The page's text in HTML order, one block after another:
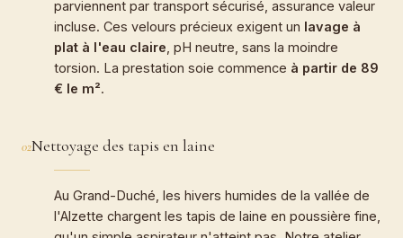
parviennent par transport sécurisé, assurance valeur
incluse. Ces velours précieux exigent un lavage à
plat à l'eau claire , pH neutre, sans la moindre
torsion. La prestation soie commence à partir de 89
€ le m².
02Nettoyage des tapis en laine
Au Grand-Duché, les hivers humides de la vallée de
l'Alzette chargent les tapis de laine en poussière fine,